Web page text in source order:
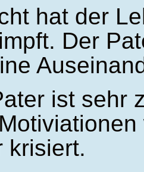
hat der
Der
ist sehr
krisiert.